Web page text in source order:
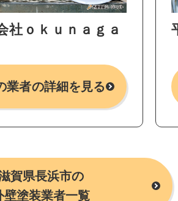
社ｏｋｕｎａｇａ
業者の詳細を見る
賀県長浜市の
壁塗装業者一覧